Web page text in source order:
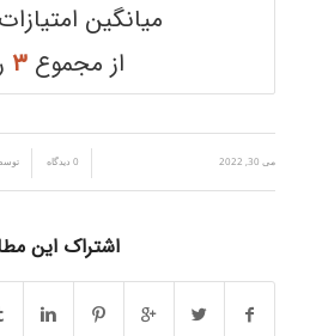
میانگین امتیازات
از مجموع ۳
می 30, 2022 0 دیدگاه
اشتراک این